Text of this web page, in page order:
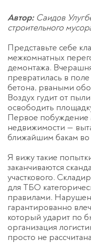
Автор:Саидов
строительного
Представьте себе
межкомнатных
демонтажа.
превратилась в
бетона, рваными
Воздух гудит от
освободить
Первое побуждение
недвижимости —
ближайшим бакам
Я вижу такие
заканчиваются
участкового.
для ТБО
правилами.
гарантированно
который ударит по
организация
просто не